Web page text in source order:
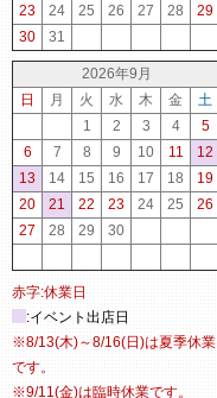
23
24 25 26 27 28
29
30
31
2026年9月
日
月 火 水 木 金
土
1
2 3 4
5
6
7 8 9 10 11
12
13
14 15 16 17 18
19
20
21 22 23 24 25
26
27
28 29 30
赤字:休業日
:イベント出店日
※8/13(木)～8/16(日)は夏季休業
です。
※9/11(金)は臨時休業です。